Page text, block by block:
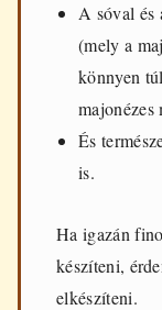
A sóval és
(mely a
könnyen
majonézes
És
is.
Ha igazán
készíteni,
elkészíteni.